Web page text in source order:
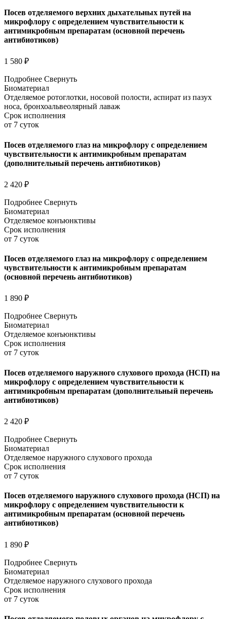
Посев отделяемого верхних дыхательных путей на
микрофлору с определением чувствительности к
антимикробным препаратам (основной перечень
антибиотиков)
1 580 ₽
Подробнее Свернуть
Биоматериал
Отделяемое ротоглотки, носовой полости, аспират из пазух
носа, бронхоальвеолярный лаваж
Срок исполнения
от 7 суток
Посев отделяемого глаз на микрофлору с определением
чувствительности к антимикробным препаратам
(дополнительный перечень антибиотиков)
2 420 ₽
Подробнее Свернуть
Биоматериал
Отделяемое конъюнктивы
Срок исполнения
от 7 суток
Посев отделяемого глаз на микрофлору с определением
чувствительности к антимикробным препаратам
(основной перечень антибиотиков)
1 890 ₽
Подробнее Свернуть
Биоматериал
Отделяемое конъюнктивы
Срок исполнения
от 7 суток
Посев отделяемого наружного слухового прохода (НСП) на
микрофлору с определением чувствительности к
антимикробным препаратам (дополнительный перечень
антибиотиков)
2 420 ₽
Подробнее Свернуть
Биоматериал
Отделяемое наружного слухового прохода
Срок исполнения
от 7 суток
Посев отделяемого наружного слухового прохода (НСП) на
микрофлору с определением чувствительности к
антимикробным препаратам (основной перечень
антибиотиков)
1 890 ₽
Подробнее Свернуть
Биоматериал
Отделяемое наружного слухового прохода
Срок исполнения
от 7 суток